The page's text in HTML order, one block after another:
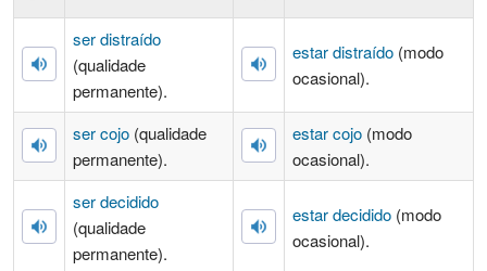
ser distraído
(qualidade
permanente).
estar distraído (modo
ocasional).
ser cojo (qualidade
permanente).
estar cojo (modo
ocasional).
ser decidido
(qualidade
permanente).
estar decidido (modo
ocasional).